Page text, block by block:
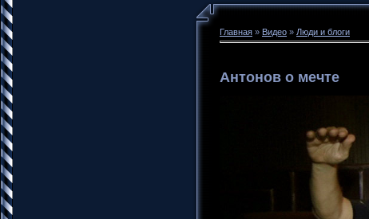
Главная » Видео » Люди и блоги
Антонов о мечте